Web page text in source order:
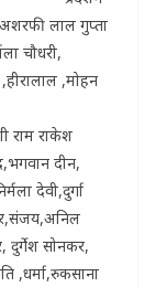
लाल गुप्ता
चौधरी,
,मोहन
राम राकेश
दीन,
देवी,दुर्गा
दुर्गेश सोनकर,
,धर्मा,रुकसाना